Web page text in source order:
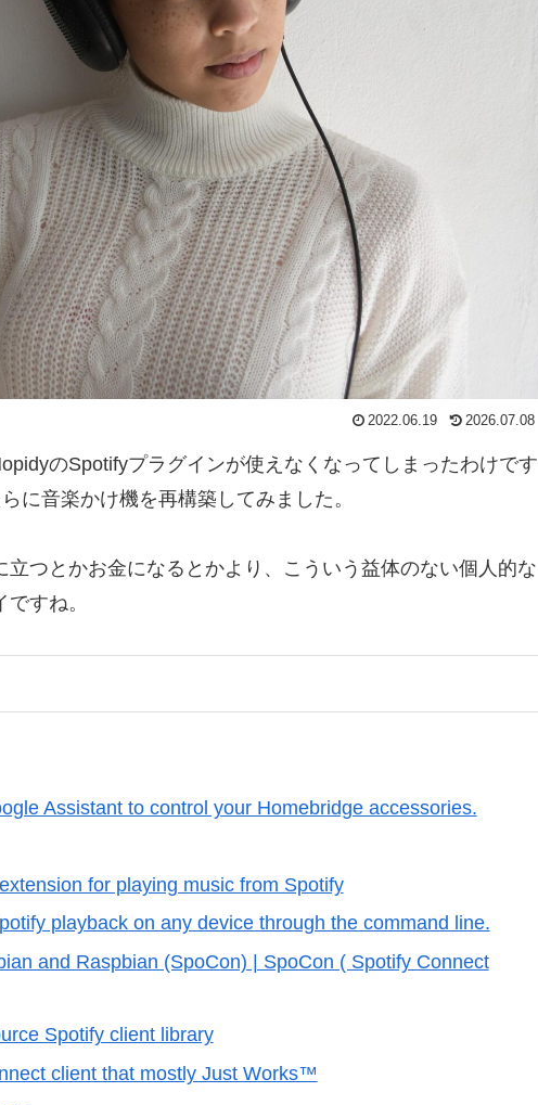
2022.06.19 2026.07.08
のSpotifyプラグインが使えなくなってしまったわけです
に音楽かけ機を再構築してみました。
つとかお金になるとかより、こういう益体のない個人的な
すね。
Assistant to control your Homebridge accessories.
for playing music from Spotify
playback on any device through the command line.
and Raspbian (SpoCon) | SpoCon ( Spotify Connect
Spotify client library
client that mostly Just Works™